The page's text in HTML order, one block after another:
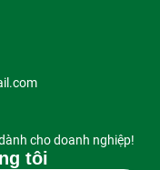
cho doanh nghiệp!
tôi